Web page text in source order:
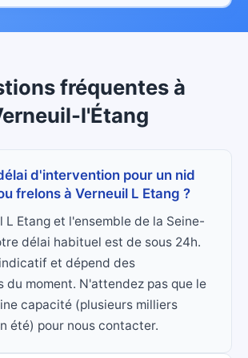
fréquentes à
l'Étang
d'intervention pour un nid
frelons à Verneuil L Etang ?
L Etang et l'ensemble de la Seine-
délai habituel est de sous 24h.
et dépend des
du moment. N'attendez pas que le
capacité (plusieurs milliers
été) pour nous contacter.